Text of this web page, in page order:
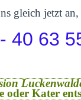
gleich jetzt an,
40 63
Kater